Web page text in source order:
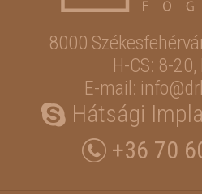
8000
H-CS: 8-
E-mail:
Hátsági
+36 70